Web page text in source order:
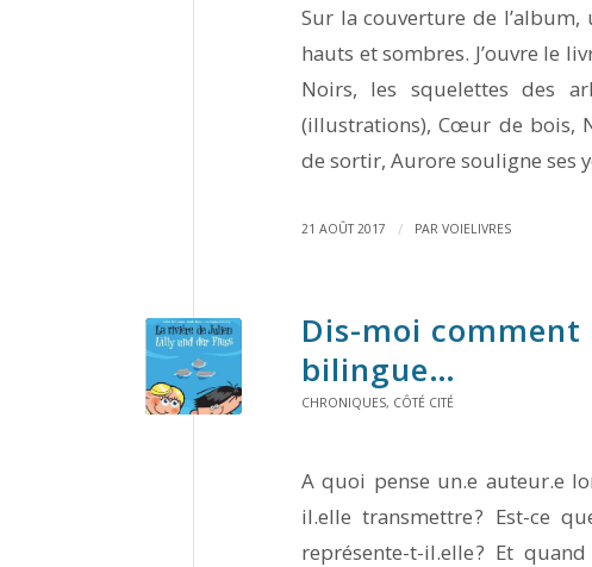
Sur la couverture de
hauts et sombres. J’ouvre le
Noirs, les squelettes
(illustrations), Cœur de bois,
de sortir, Aurore souligne ses
21 AOÛT 2017 / PAR VOIELIVRES
Dis-moi
bilingue…
CHRONIQUES, CÔTÉ CITÉ
A quoi pense un.e auteur.e
il.elle transmettre ? Est-ce
représente-t-il.elle ? Et